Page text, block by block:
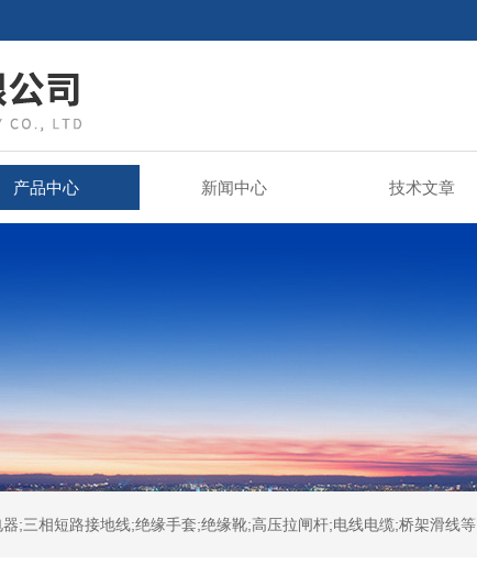
产品中心 新闻中心 技术文章
;三相短路接地线;绝缘手套;绝缘靴;高压拉闸杆;电线电缆;桥架滑线等.